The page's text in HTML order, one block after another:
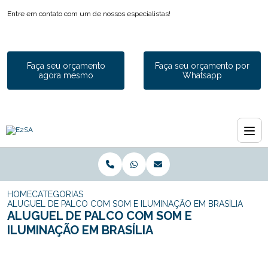
Entre em contato com um de nossos especialistas!
Faça seu orçamento
agora mesmo
Faça seu orçamento por
Whatsapp
HOMECATEGORIAS
ALUGUEL DE PALCO COM SOM E ILUMINAÇÃO EM BRASÍLIA
ALUGUEL DE PALCO COM SOM E
ILUMINAÇÃO EM BRASÍLIA